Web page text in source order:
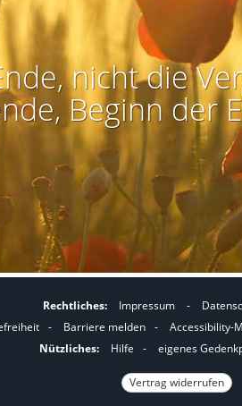
nicht die
Beginn der
Rechtliches: Impressum -
- Barriere melden -
I
m
c
Accessibility-
Nützliches:
Hilfe - eigenes
Vertrag widerrufen